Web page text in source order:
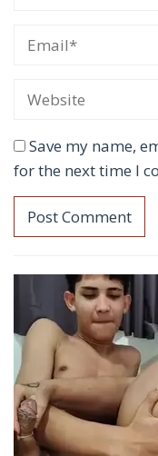
Save my name,
for the next time I